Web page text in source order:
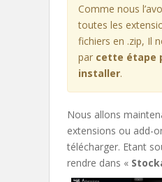
Comme nous
toutes les
fichiers en .zip, Il
par cette étape
installer.
Nous allons
extensions ou add-
télécharger. Etant
rendre dans «